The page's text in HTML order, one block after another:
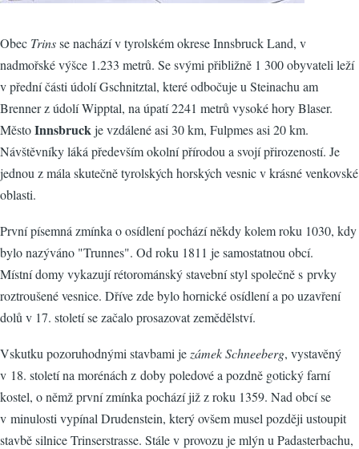
Obec Trinsse nachází v tyrolském okrese Innsbruck Land, v
nadmořské výšce 1.233 metrů. Se svými přibližně 1 300 obyvateli leží
v přední části údolí Gschnitztal, které odbočuje u Steinachu am
Brenner z údolí Wipptal, na úpatí 2241 metrů vysoké hory Blaser.
MěstoInnsbruckje vzdálené asi 30 km, Fulpmes asi 20 km.
Návštěvníky láká především okolní přírodou a svojí přirozeností. Je
jednou z mála skutečně tyrolských horských vesnic v krásné venkovské
oblasti.
První písemná zmínka o osídlení pochází někdy kolem roku 1030, kdy
bylo nazýváno "Trunnes". Od roku 1811 je samostatnou obcí.
Místní domy vykazují rétorománský stavební styl společně s prvky
roztroušené vesnice. Dříve zde bylo hornické osídlení a po uzavření
dolů v 17. století se začalo prosazovat zemědělství.
Vskutku pozoruhodnými stavbami je zámek Schneeberg, vystavěný
v 18. století na morénách z doby poledové a pozdně gotický farní
kostel, o němž první zmínka pochází již z roku 1359. Nad obcí se
v minulosti vypínal Drudenstein, který ovšem musel později ustoupit
stavbě silnice Trinserstrasse. Stále v provozu je mlýn u Padasterbachu,